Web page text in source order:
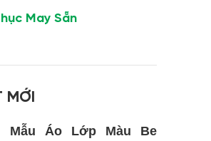
May Sẵn
MỚI
Mẫu Áo Lớp Màu Be